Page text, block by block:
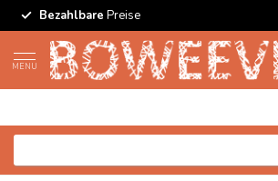
Bezahlbare Preise
MENU